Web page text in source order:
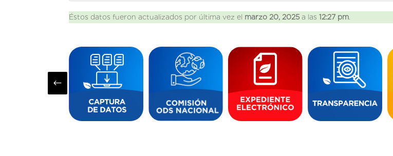
Éstos datos fueron actualizados por última vez el marzo 20, 2025 a las12:27 pm
#